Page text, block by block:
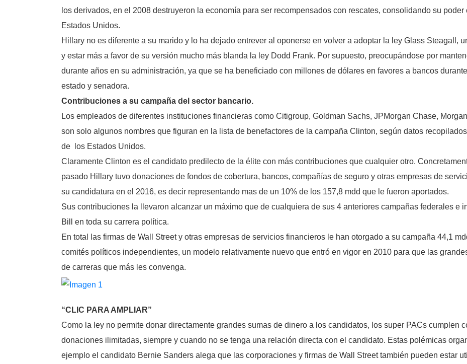
los derivados, en el 2008 destruyeron la economía para ser recompensados con rescates, consolidando su
Estados Unidos.
Hillary no es diferente a su marido y lo ha dejado entrever al oponerse en volver a adoptar la ley Glass Steagall,
y estar más a favor de su versión mucho más blanda la ley Dodd Frank. Por supuesto, preocupándose por
durante años en su administración, ya que se ha beneficiado con millones de dólares en favores a bancos
estado y senadora.
Contribuciones a su campaña del sector bancario.
Los empleados de diferentes instituciones financieras como Citigroup, Goldman Sachs, JPMorgan Chase,
son solo algunos nombres que figuran en la lista de benefactores de la campaña Clinton, según datos
de los Estados Unidos.
Claramente Clinton es el candidato predilecto de la élite con más contribuciones que cualquier otro.
pasado Hillary tuvo donaciones de fondos de cobertura, bancos, compañías de seguro y otras empresas de
su candidatura en el 2016, es decir representando mas de un 10% de los 157,8 mdd que le fueron aportados.
Sus contribuciones la llevaron alcanzar un máximo que de cualquiera de sus 4 anteriores campañas federales e
Bill en toda su carrera política.
En total las firmas de Wall Street y otras empresas de servicios financieros le han otorgado a su campaña 44,1
comités políticos independientes, un modelo relativamente nuevo que entró en vigor en 2010 para que las
de carreras que más les convenga.
“CLIC PARA AMPLIAR”
Como la ley no permite donar directamente grandes sumas de dinero a los candidatos, los super PACs cumplen
donaciones ilimitadas, siempre y cuando no se tenga una relación directa con el candidato. Estas polémicas
ejemplo el candidato Bernie Sanders alega que las corporaciones y firmas de Wall Street también pueden estar